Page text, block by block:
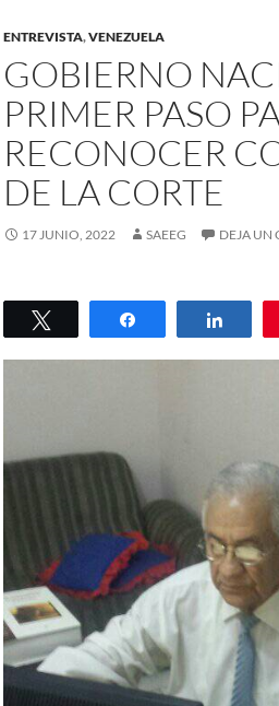
ENTREVISTA,VENEZUELA
GOBIERNO
PRIMER PASO
RECONOCER
DE LA CORTE
17 JUNIO, 2022 SAEEG DEJA UN
Twittear Compartir